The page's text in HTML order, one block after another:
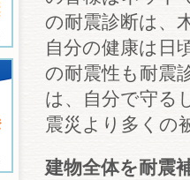
の耐震診断は、
自分の健康は日
の耐震性も耐震
は、自分で守る
震災より多くの
建物全体を耐震